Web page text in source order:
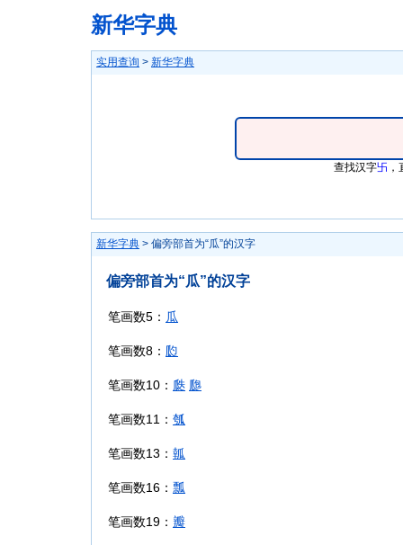
新华字典
实用查询 > 新华字典
查找汉字卐
新华字典 > 偏旁部首为“瓜”的汉字
偏旁部首为“瓜”的汉字
笔画数5： 瓜
笔画数8： 瓝
笔画数10： 瓞 瓟
笔画数11： 瓠
笔画数13： 瓡
笔画数16： 瓢
笔画数19： 瓣